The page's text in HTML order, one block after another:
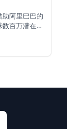
阿里巴巴的
百万潜在客